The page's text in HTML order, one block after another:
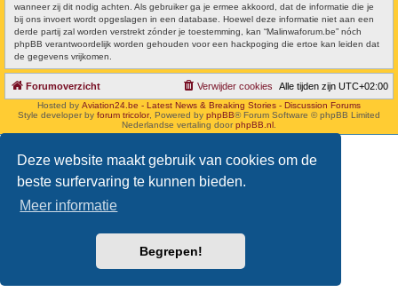
Deze website maakt gebruik van cookies om de
beste surfervaring te kunnen bieden.
Meer informatie
Begrepen!
wanneer zij dit nodig achten. Als gebruiker ga je ermee akkoord, dat de informatie die je
bij ons invoert wordt opgeslagen in een database. Hoewel deze informatie niet aan een
derde partij zal worden verstrekt zónder je toestemming, kan “Malinwaforum.be” nóch
phpBB verantwoordelijk worden gehouden voor een hackpoging die ertoe kan leiden dat
de gegevens vrijkomen.
Forumoverzicht Alle tijden zijn UTC+02:00
Verwijder cookies
Hosted by Aviation24.be - Latest News & Breaking Stories - Discussion Forums
Style developer by forum tricolor, Powered by phpBB® Forum Software © phpBB Limited
Nederlandse vertaling doorphpBB.nl